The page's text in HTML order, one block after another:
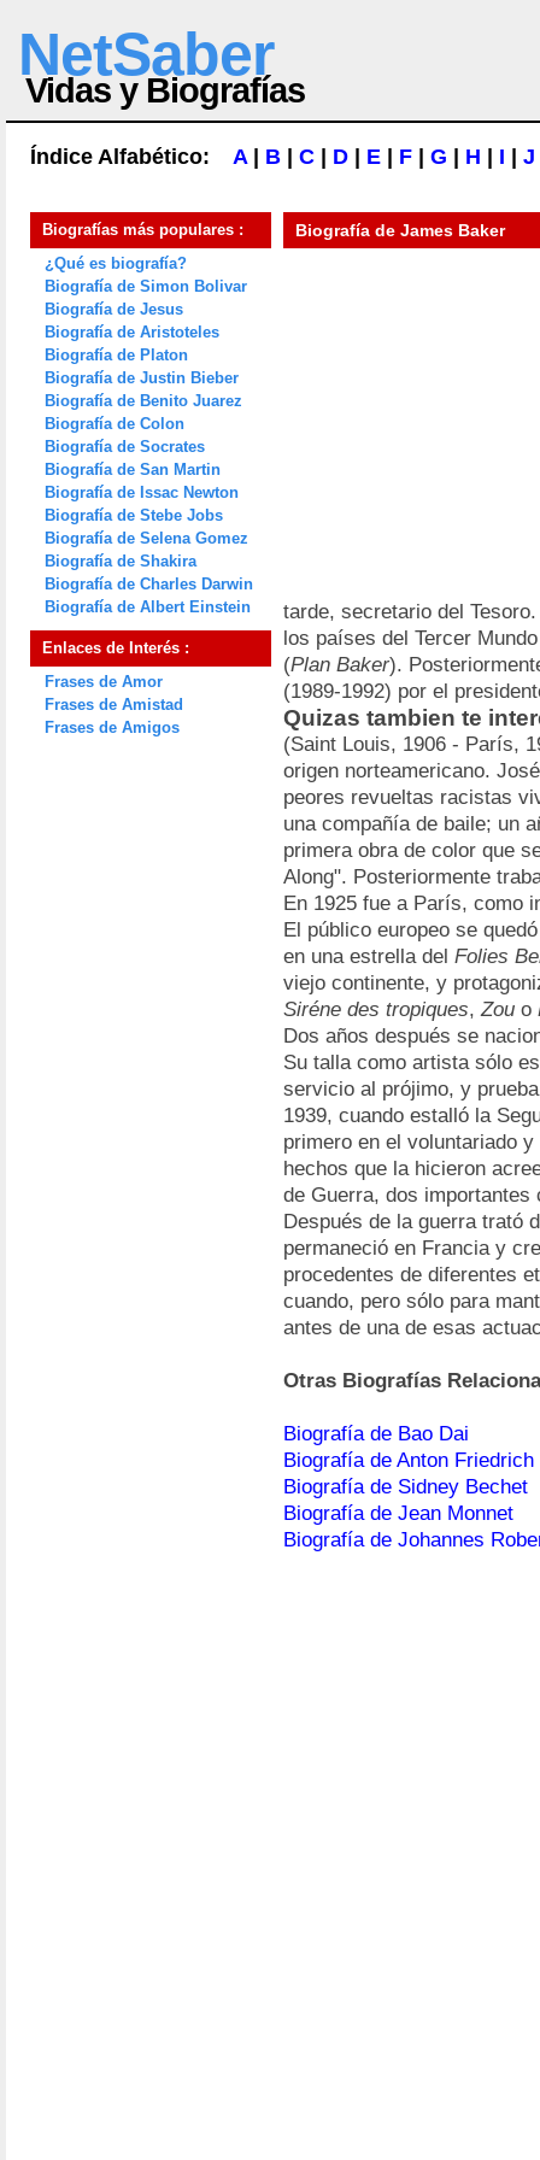
NetSaber
Vidas y Biografías
Índice Alfabético: A| B C D E F G H I J
Biografías más populares :
¿Qué es biografía?
Biografía de Simon Bolivar
Biografía de Jesus
Biografía de Aristoteles
Biografía de Platon
Biografía de Justin Bieber
Biografía de Benito Juarez
Biografía de Colon
Biografía de Socrates
Biografía de San Martin
Biografía de Issac Newton
Biografía de Stebe Jobs
Biografía de Selena Gomez
Biografía de Shakira
Biografía de Charles Darwin
Biografía de Albert Einstein
Enlaces de Interés :
Frases de Amor
Frases de Amistad
Frases de Amigos
Biografía de James Baker
tarde, secretario del
los países del Tercer
(Plan Baker).
(1989-1992) por el
Quizas tambien te
(Saint Louis, 1906 - París,
origen norteamericano.
peores revueltas racistas
una compañía de baile; un
primera obra de color que
Along". Posteriormente
En 1925 fue a París, como
El público europeo se
en una estrella del Folies
viejo continente, y
Siréne des tropiques,Zou o
Dos años después se
Su talla como artista sólo
servicio al prójimo, y
1939, cuando estalló la
primero en el voluntariado
hechos que la hicieron
de Guerra, dos
Después de la guerra trató
permaneció en Francia y
procedentes de diferentes
cuando, pero sólo para
antes de una de esas
Otras Biografías
Biografía de Bao Dai
Biografía de Anton
Biografía de Sidney Bechet
Biografía de Jean Monnet
Biografía de Johannes